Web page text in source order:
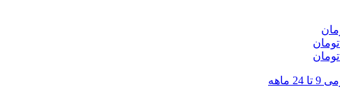
تومان
تومان